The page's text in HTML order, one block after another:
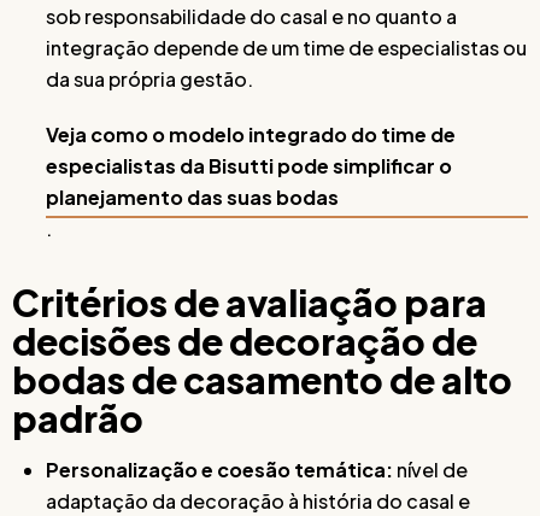
sob responsabilidade do casal e no quanto a
integração depende de um time de especialistas ou
da sua própria gestão.
Veja como o modelo integrado do time de
especialistas da Bisutti pode simplificar o
planejamento das suas bodas
.
Critérios de avaliação para
decisões de decoração de
bodas de casamento de alto
padrão
Personalização e coesão temática: nível de
adaptação da decoração à história do casal e